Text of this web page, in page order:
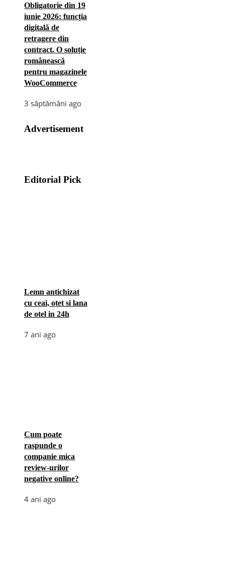
Obligatorie din 19
iunie 2026: funcția
digitală de
retragere din
contract. O soluție
românească
pentru magazinele
WooCommerce
3 săptămâni ago
Advertisement
Editorial Pick
Lemn antichizat
cu ceai, otet si lana
de otel in 24h
7 ani ago
Cum poate
raspunde o
companie mica
review-urilor
negative online?
4 ani ago